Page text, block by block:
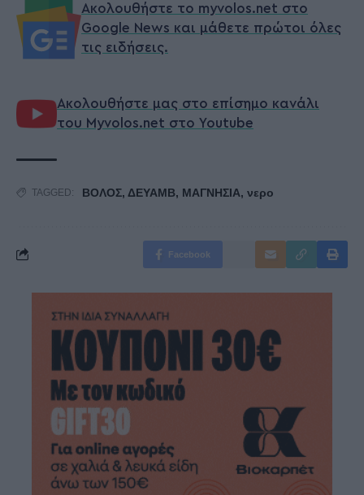
Ακολουθήστε το myvolos.net στο
Google News και μάθετε πρώτοι όλες
τις ειδήσεις.
Ακολουθήστε μας στο επίσημο κανάλι
του Myvolos.net στο Youtube
TAGGED: ΒΟΛΟΣ, ΔΕΥΑΜΒ, ΜΑΓΝΗΣΙΑ, νερο
Facebook